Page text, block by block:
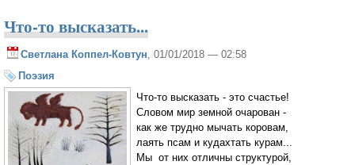
Что-то высказать...
Светлана Коппел-Ковтун, 01/01/2018 — 02:58
Поэзия
Что-то высказать - это счастье!
Словом мир земной очарован -
как же трудно мычать коровам,
лаять псам и кудахтать курам...
Мы от них отличны структурой,